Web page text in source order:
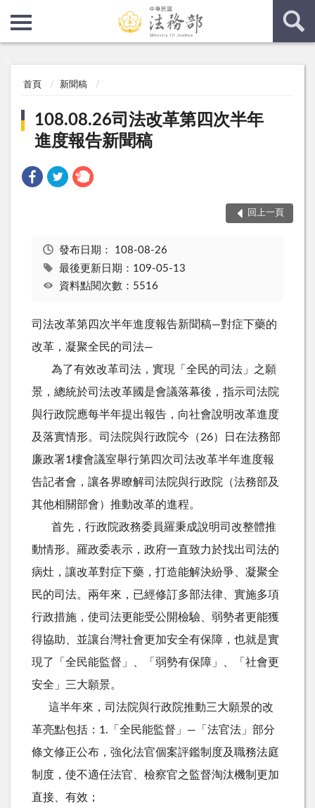
首頁 新聞稿
108.08.26司法改革第四次半年
進度報告新聞稿
回上一頁
發布日期： 108-08-26
最後更新日期：109-05-13
資料點閱次數：5516
司法改革第四次半年進度報告新聞稿—對症下藥的
改革，凝聚全民的司法—
為了有效改革司法，實現「全民的司法」之願
景，總統於司法改革國是會議落幕後，指示司法院
與行政院應每半年提出報告，向社會說明改革進度
及落實情形。司法院與行政院今（26）日在法務部
廉政署1樓會議室舉行第四次司法改革半年進度報
告記者會，讓各界瞭解司法院與行政院（法務部及
其他相關部會）推動改革的進程。
首先，行政院政務委員羅秉成說明司改整體推
動情形。羅政委表示，政府一直致力於找出司法的
病灶，讓改革對症下藥，打造能解決紛爭、凝聚全
民的司法。兩年來，已經修訂多部法律、實施多項
行政措施，使司法更能受公開檢驗、弱勢者更能獲
得協助、並讓台灣社會更加安全有保障，也就是實
現了「全民能監督」、「弱勢有保障」、「社會更
安全」三大願景。
這半年來，司法院與行政院推動三大願景的改
革亮點包括：1.「全民能監督」—「法官法」部分
條文修正公布，強化法官個案評鑑制度及職務法庭
制度，使不適任法官、檢察官之監督淘汰機制更加
直接、有效；